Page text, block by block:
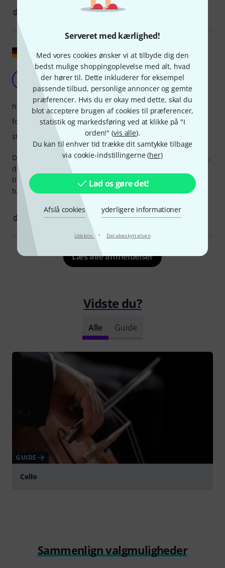
Serveret med kærlighed!
Med vores cookies ønsker vi at tilbyde dig den
bedst mulige shoppingoplevelse med alt, hvad
der hører til. Dette inkluderer for eksempel
passende tilbud, personlige annoncer og gemte
præferencer. Hvis du er okay med dette, skal du
blot acceptere brugen af cookies til præferencer,
statistik og markedsføring ved at klikke på "I
orden!" (vis alle).
Du kan til enhver tid trække dit samtykke tilbage
via cookie-indstillingerne (her)
Lad os gøre det!
Afslå cookies yderligere informationer
Udskriv · Databeskyttelsen
ANMELD BEDØMMELSE
komfortabel
PM&M 21.07.2020
Da min datter ikke kom godt ud af det med standardtasken,
der fulgte med lejeinstrumentet, købte vi den og er meget
tilfredse. Jeg er glad for, at jeg ikke valgte den dyre og
tungere kuffert.
håndtering
forarbejdning
stabilitet
0 ANMELD BEDØMMELSE
Læs alle anmeldelser
Vidste du?
Alle Guide
GUIDE
Cello
Sammenlign valgmuligheder